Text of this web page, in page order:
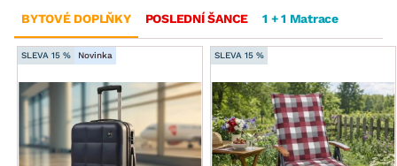
BYTOVÉ DOPLŇKY POSLEDNÍ ŠANCE 1 + 1 Matrace
SLEVA 15 % Novinka SLEVA 15 %